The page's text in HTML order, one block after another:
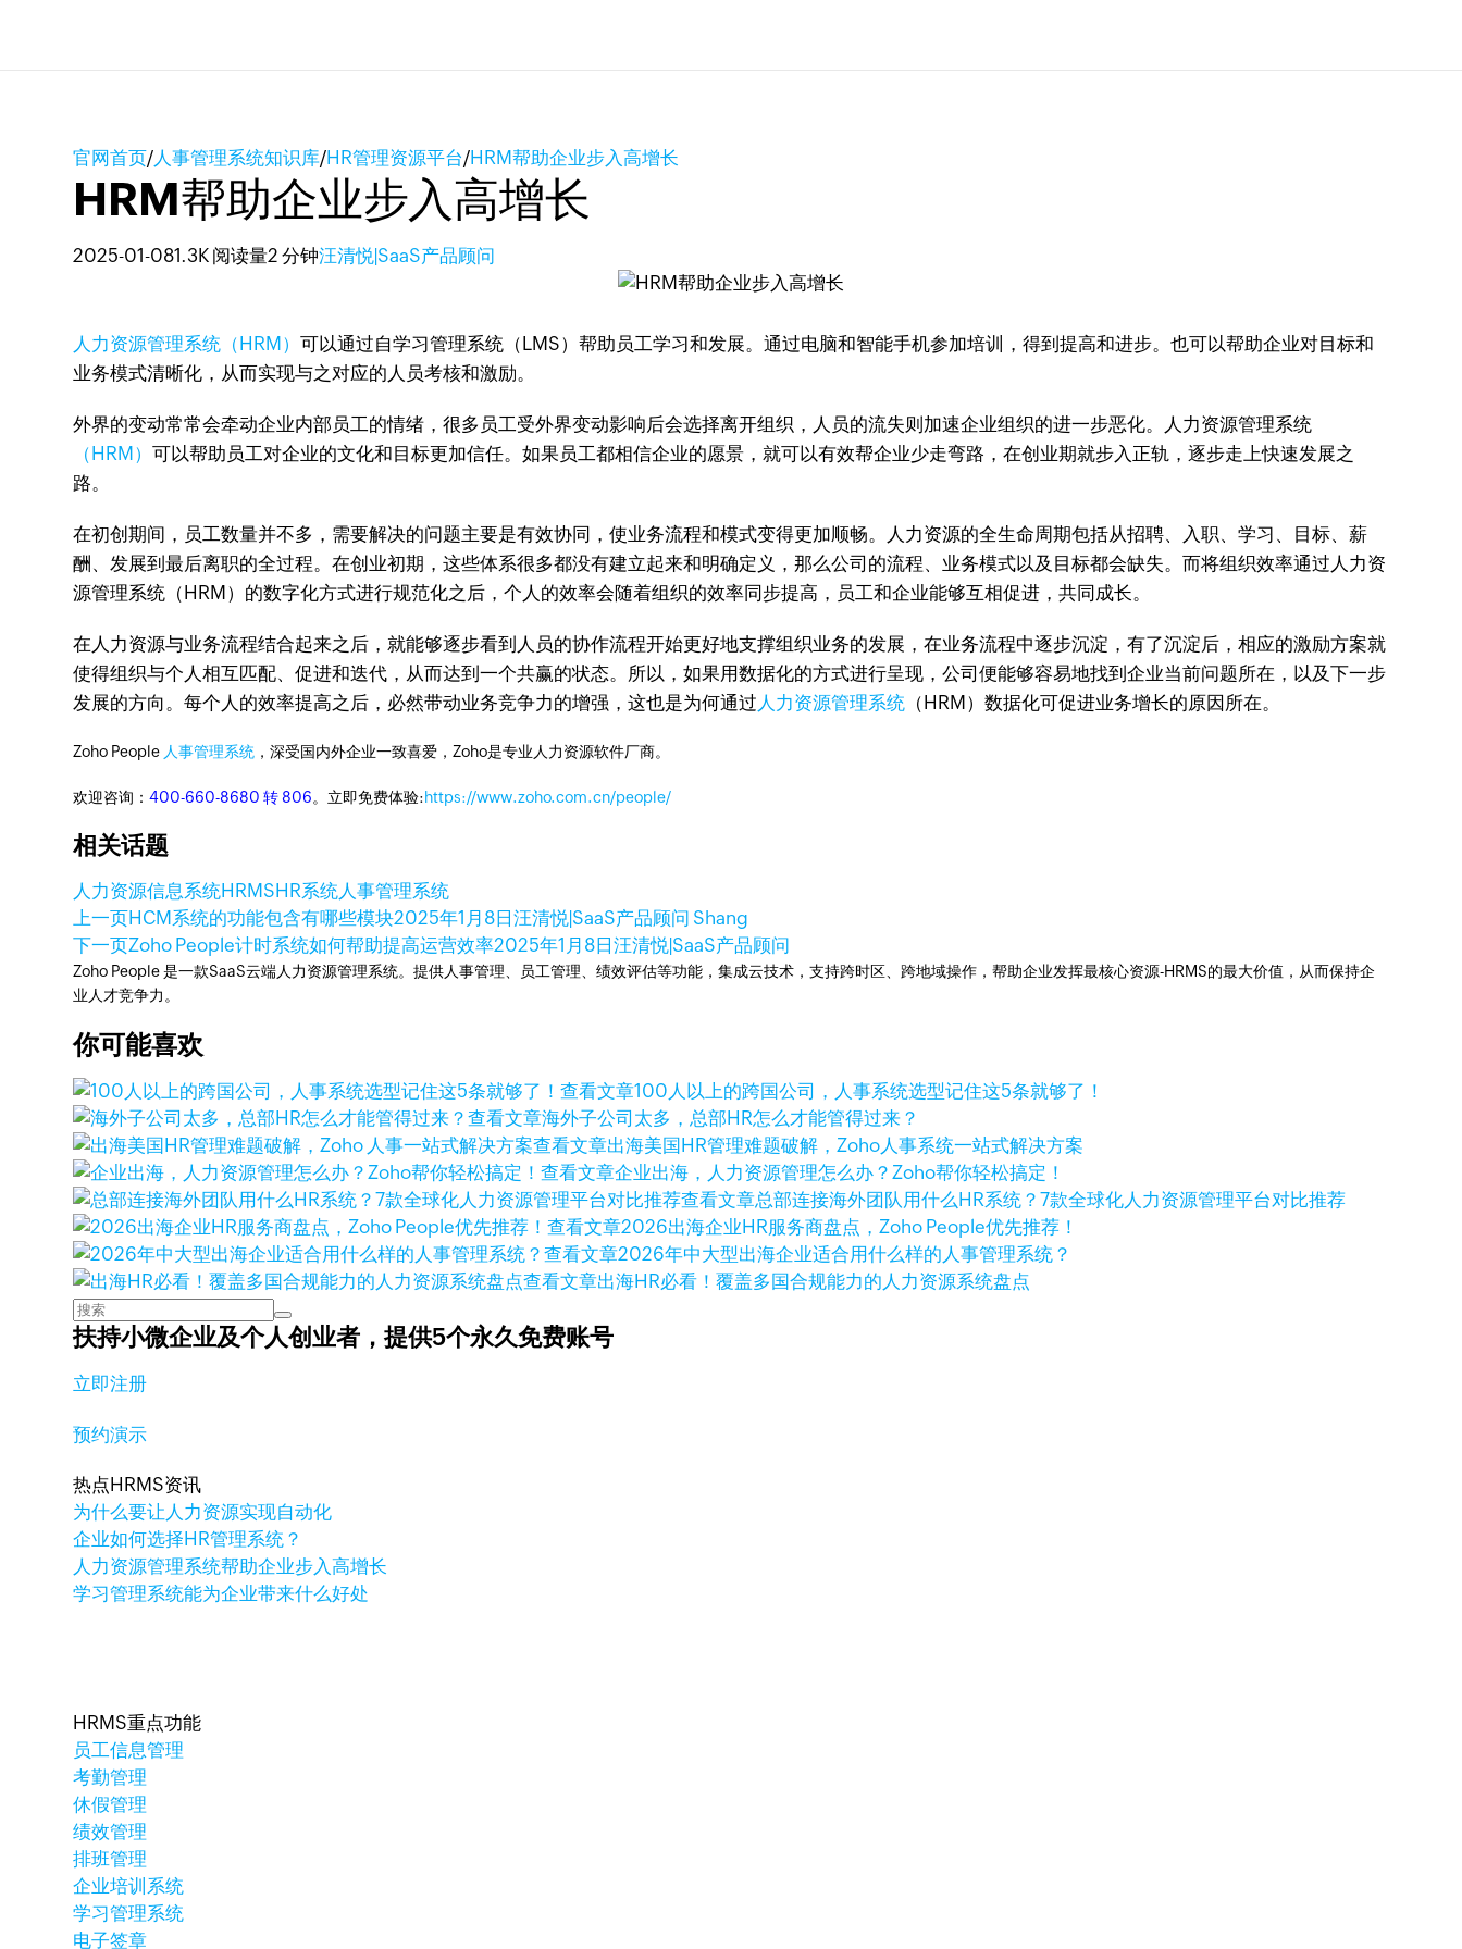
官网首页/人事管理系统知识库/HR管理资源平台/HRM帮助企业步入高增长
HRM帮助企业步入高增长
2025-01-081.3K 阅读量2 分钟汪清悦|SaaS产品顾问
人力资源管理系统（HRM）可以通过自学习管理系统（LMS）帮助员工学习和发展。通过电脑和智能手机参加培训，得到提高和进步。也可以帮助企业对目标和
业务模式清晰化，从而实现与之对应的人员考核和激励。
外界的变动常常会牵动企业内部员工的情绪，很多员工受外界变动影响后会选择离开组织，人员的流失则加速企业组织的进一步恶化。人力资源管理系统
（HRM）可以帮助员工对企业的文化和目标更加信任。如果员工都相信企业的愿景，就可以有效帮企业少走弯路，在创业期就步入正轨，逐步走上快速发展之
路。
在初创期间，员工数量并不多，需要解决的问题主要是有效协同，使业务流程和模式变得更加顺畅。人力资源的全生命周期包括从招聘、入职、学习、目标、薪
酬、发展到最后离职的全过程。在创业初期，这些体系很多都没有建立起来和明确定义，那么公司的流程、业务模式以及目标都会缺失。而将组织效率通过人力资
源管理系统（HRM）的数字化方式进行规范化之后，个人的效率会随着组织的效率同步提高，员工和企业能够互相促进，共同成长。
在人力资源与业务流程结合起来之后，就能够逐步看到人员的协作流程开始更好地支撑组织业务的发展，在业务流程中逐步沉淀，有了沉淀后，相应的激励方案就
使得组织与个人相互匹配、促进和迭代，从而达到一个共赢的状态。所以，如果用数据化的方式进行呈现，公司便能够容易地找到企业当前问题所在，以及下一步
发展的方向。每个人的效率提高之后，必然带动业务竞争力的增强，这也是为何通过 人力资源管理系统 （HRM）数据化可促进业务增长的原因所在。
Zoho People 人事管理系统 ，深受国内外企业一致喜爱，Zoho是专业人力资源软件厂商。
欢迎咨询：400-660-8680 转 806。立即免费体验:https://www.zoho.com.cn/people/
相关话题
人力资源信息系统HRMS HR系统人事管理系统
上一页HCM系统的功能包含有哪些模块2025年1月8日汪清悦|SaaS产品顾问 Shang
下一页Zoho People计时系统如何帮助提高运营效率2025年1月8日汪清悦|SaaS产品顾问
Zoho People 是一款SaaS云端人力资源管理系统。提供人事管理、员工管理、绩效评估等功能，集成云技术，支持跨时区、跨地域操作，帮助企业发挥最核心资源-HRMS的最大价值，从而保持企
业人才竞争力。
你可能喜欢
查看文章100人以上的跨国公司，人事系统选型记住这5条就够了！
查看文章海外子公司太多，总部HR怎么才能管得过来？
查看文章出海美国HR管理难题破解，Zoho人事系统一站式解决方案
查看文章企业出海，人力资源管理怎么办？Zoho帮你轻松搞定！
查看文章总部连接海外团队用什么HR系统？7款全球化人力资源管理平台对比推荐
查看文章2026出海企业HR服务商盘点，Zoho People优先推荐！
查看文章2026年中大型出海企业适合用什么样的人事管理系统？
查看文章出海HR必看！覆盖多国合规能力的人力资源系统盘点
扶持小微企业及个人创业者，提供5个永久免费账号
立即注册
预约演示
热点HRMS资讯
为什么要让人力资源实现自动化
企业如何选择HR管理系统？
人力资源管理系统帮助企业步入高增长
学习管理系统能为企业带来什么好处
HRMS重点功能
员工信息管理
考勤管理
休假管理
绩效管理
排班管理
企业培训系统
学习管理系统
电子签章